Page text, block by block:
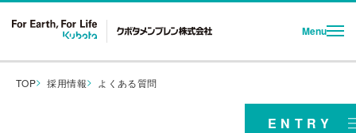
Menu
TOP 採用情報 よくある質問
ENTRY